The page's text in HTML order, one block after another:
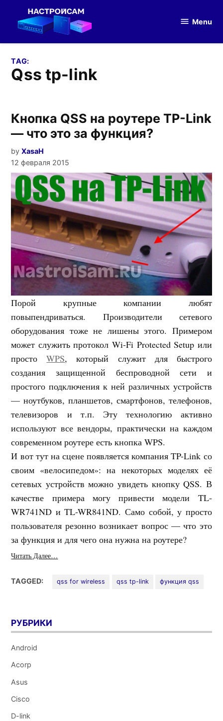
оборудования
Menu
TAG:
qss tp-link
Кнопка QSS на роутере TP-Link
— что это за функция?
by XasaH
12 февраля 2015
Порой крупные компании любят
повыпендриваться. Производители сетевого
оборудования тоже не лишены этого. Примером
может служить протокол Wi-Fi Protected Setup или
простоWPS, который служит для быстрого
создания защищенной беспроводной сети и
простого подключения к ней различных устройств
— ноутбуков, планшетов, смартфонов, телефонов,
телевизоров и т.п. Эту технологию активно
используют все вендоры, практически на каждом
современном роутере есть кнопка WPS.
И вот тут на сцене появляется компания TP-Link со
своим «велосипедом»: на некоторых моделях её
сетевых устройств можно увидеть кнопку QSS. В
качестве примера могу привести модели TL-
WR741ND и TL-WR841ND. Само собой, у просто
пользователя резонно возникает вопрос — что это
за функция и для чего она нужна на роутере?
Читать Далее…
TAGGED: qss for wireless qss tp-link функция qss
РУБРИКИ
Android
Acorp
Asus
Cisco
D-link